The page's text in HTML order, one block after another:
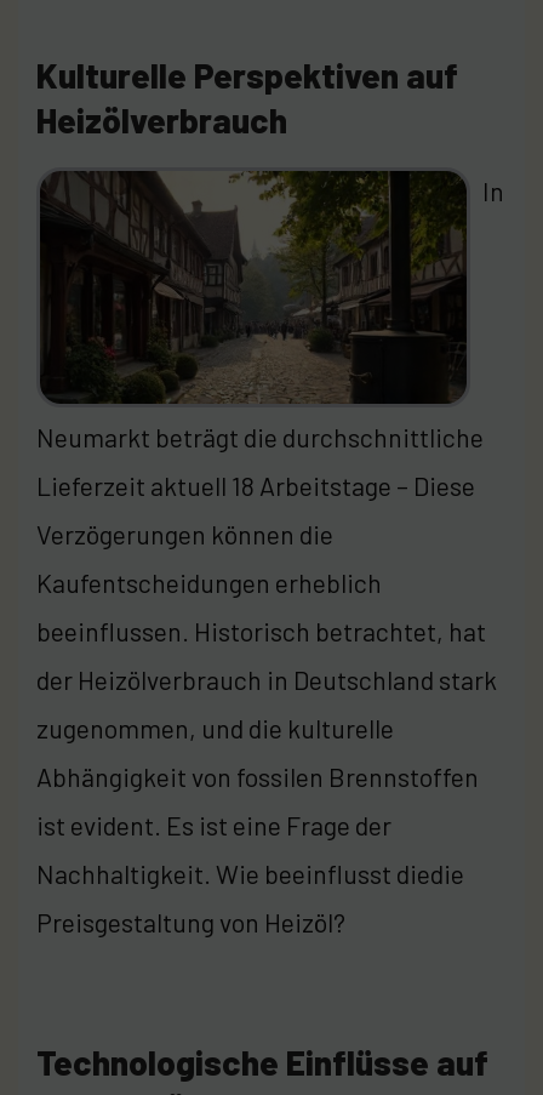
Kulturelle Perspektiven auf
Heizölverbrauch
In
Neumarkt beträgt die durchschnittliche
Lieferzeit aktuell 18 Arbeitstage – Diese
Verzögerungen können die
Kaufentscheidungen erheblich
beeinflussen. Historisch betrachtet, hat
der Heizölverbrauch in Deutschland stark
zugenommen, und die kulturelle
Abhängigkeit von fossilen Brennstoffen
ist evident. Es ist eine Frage der
Nachhaltigkeit. Wie beeinflusst diedie
Preisgestaltung von Heizöl?
Technologische Einflüsse auf